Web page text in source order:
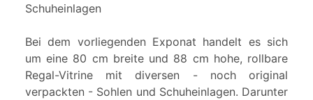
Schuheinlagen
Bei dem vorliegenden Exponat handelt es sich
um eine 80 cm breite und 88 cm hohe, rollbare
Regal-Vitrine mit diversen - noch original
verpackten - Sohlen und Schuheinlagen. Darunter